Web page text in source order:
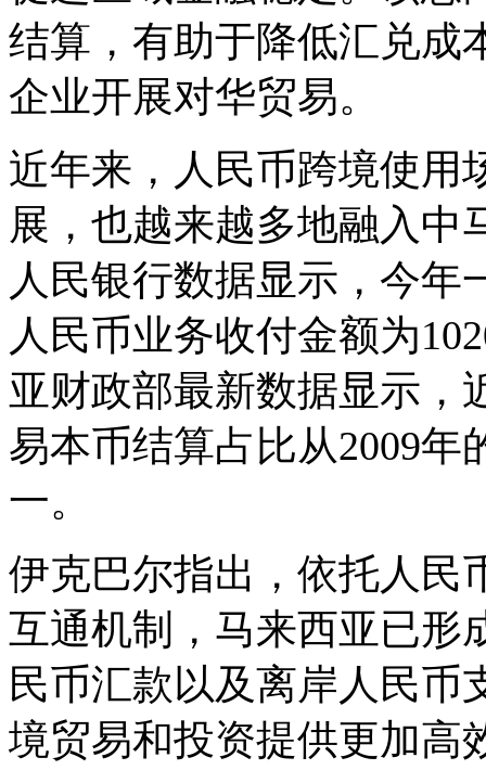
结算，有助于降低汇兑成
企业开展对华贸易。
近年来，人民币跨境使用
展，也越来越多地融入中
人民银行数据显示，今年
人民币业务收付金额为
亚财政部最新数据显示，
易本币结算占比从2009年
一。
伊克巴尔指出，依托人民
互通机制，马来西亚已形
民币汇款以及离岸人民币
境贸易和投资提供更加高